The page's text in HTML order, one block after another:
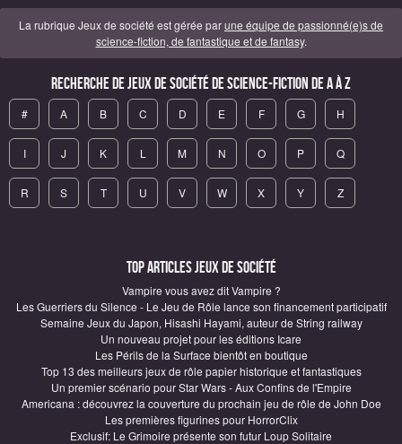
La rubrique Jeux de société est gérée parune équipe de passionné(e)s de
science-fiction, de fantastique et de fantasy.
Recherche de Jeux de société de science-fiction de A à Z
# A B C D E F G H
I J K L M N O P Q
R S T U V W X Y Z
Top articles Jeux de société
Vampire vous avez dit Vampire ?
Les Guerriers du Silence - Le Jeu de Rôle lance son financement participatif
Semaine Jeux du Japon, Hisashi Hayami, auteur de String railway
Un nouveau projet pour les éditions Icare
Les Périls de la Surface bientôt en boutique
Top 13 des meilleurs jeux de rôle papier historique et fantastiques
Un premier scénario pour Star Wars - Aux Confins de l'Empire
Americana : découvrez la couverture du prochain jeu de rôle de John Doe
Les premières figurines pour HorrorClix
Exclusif: Le Grimoire présente son futur Loup Solitaire